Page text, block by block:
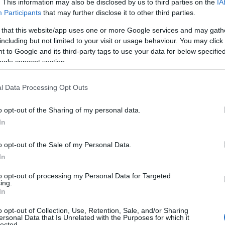
This information may also be disclosed by us to third parties on the
Participants that may further disclose it to other third parties.
that this website/app uses one or more Google services and may
but not limited to your visit or usage behaviour. You may
to Google and its third-party tags to use your data for below
consent section.
Data Processing Opt Outs
opt-out of the Sharing of my personal data.
opt-out of the Sale of my Personal Data.
opt-out of processing my Personal Data for Targeted
opt-out of Collection, Use, Retention, Sale, and/or Sharing
Data that Is Unrelated with the Purposes for which it
γεμίσατε το στάδιο και πιστέψτε μας… το
καλύτερο τρόπο για να ξεκινήσει
World Tour», ανέφεραν οι Metallica στην